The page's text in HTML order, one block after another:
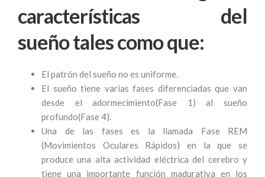
características del
sueñotales como que:
El patrón del sueño no es uniforme.
El sueño tiene varias fases diferenciadas que van
desde el adormecimiento(Fase 1) al sueño
profundo(Fase 4).
Una de las fases es la llamada Fase REM
(Movimientos Oculares Rápidos) en la que se
produce una alta actividad eléctrica del cerebro y
tiene una importante función madurativa en los